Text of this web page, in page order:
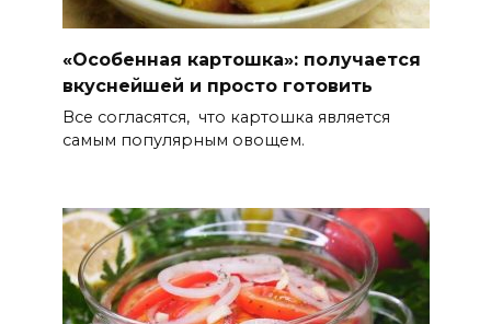
«Особенная картошка»: получается
вкуснейшей и просто готовить
Все согласятся, что картошка является
самым популярным овощем.